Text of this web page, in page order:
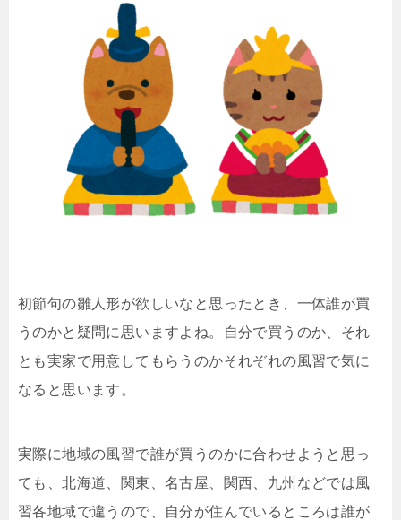
初節句の雛人形が欲しいなと思ったとき、一体誰が買
うのかと疑問に思いますよね。自分で買うのか、それ
とも実家で用意してもらうのかそれぞれの風習で気に
なると思います。
実際に地域の風習で誰が買うのかに合わせようと思っ
ても、北海道、関東、名古屋、関西、九州などでは風
習各地域で違うので、自分が住んでいるところは誰が